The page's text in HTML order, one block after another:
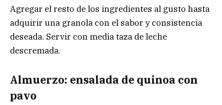
Agregar el resto de los ingredientes al gusto hasta
adquirir una granola con el sabor y consistencia
deseada. Servir con media taza de leche
descremada.
Almuerzo: ensalada de quinoa con
pavo